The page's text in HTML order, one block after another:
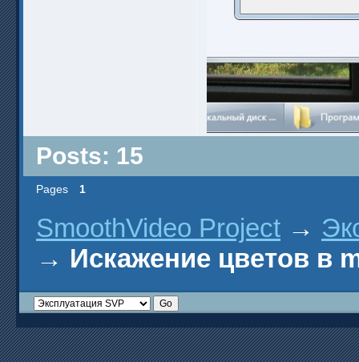
Posts: 15
Pages 1
SmoothVideo Project →
→ Искажение цветов в